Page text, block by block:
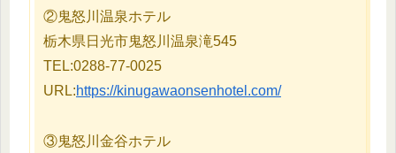
②鬼怒川温泉ホテル
栃木県日光市鬼怒川温泉滝545
TEL:0288-77-0025
URL:https://kinugawaonsenhotel.com/
③鬼怒川金谷ホテル